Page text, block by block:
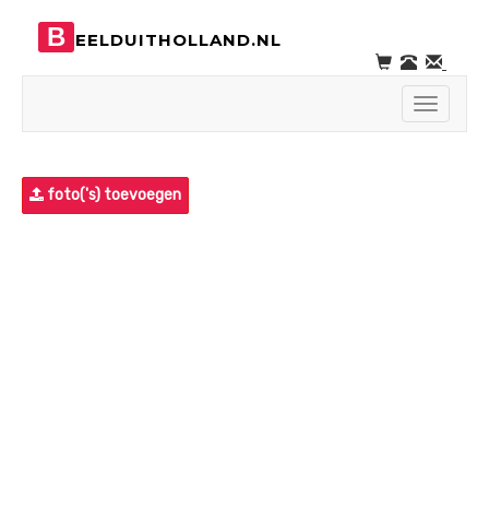
B EELDUITHOLLAND.NL
Toggle
foto('s) toevoegen